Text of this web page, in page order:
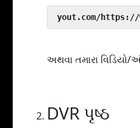
yout.com/https://
અથવા તમારા
DVR પૃષ્ઠ